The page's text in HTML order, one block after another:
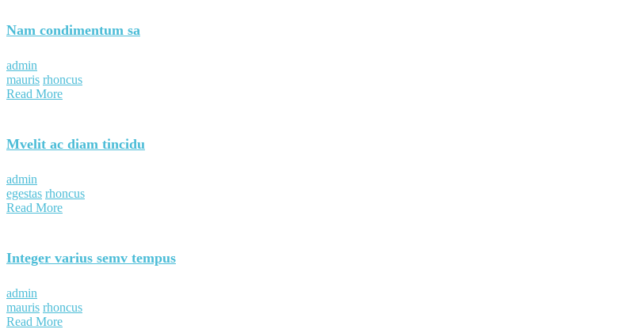
Nam condimentum sa
admin
mauris rhoncus
Read More
Mvelit ac diam tincidu
admin
egestas rhoncus
Read More
Integer varius semv tempus
admin
mauris rhoncus
Read More